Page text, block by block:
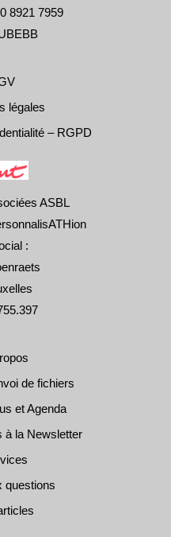
8921 7959
légales
– RGPD
ASBL
:
de fichiers
et Agenda
à la Newsletter
questions